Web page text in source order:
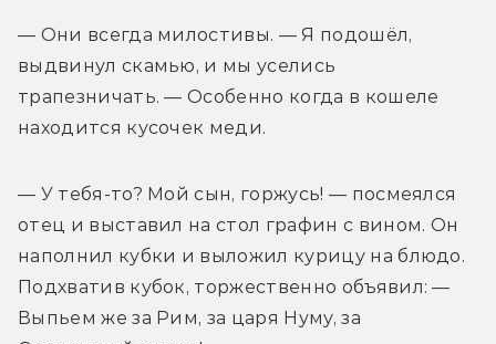
— Они всегда милостивы. — Я подошёл,
выдвинул скамью, и мы уселись
трапезничать. — Особенно когда в кошеле
находится кусочек меди.
— У тебя-то? Мой сын, горжусь! — посмеялся
отец и выставил на стол графин с вином. Он
наполнил кубки и выложил курицу на блюдо.
Подхватив кубок, торжественно объявил: —
Выпьем же за Рим, за царя Нуму, за